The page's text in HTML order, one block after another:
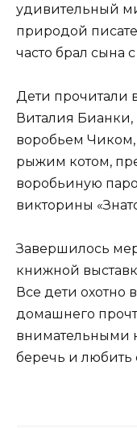
удивительный
природой
часто брал сына
Дети прочитали
Виталия
воробьем
рыжим котом,
воробьиную
викторины
Завершилось
книжной
Все дети охотно
домашнего
внимательными
беречь и любить